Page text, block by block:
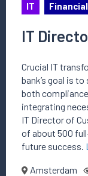
IT
IT
Crucial IT
bank’s goal is
both
integrating
IT Director of
of about 500
future success.
Amsterdam